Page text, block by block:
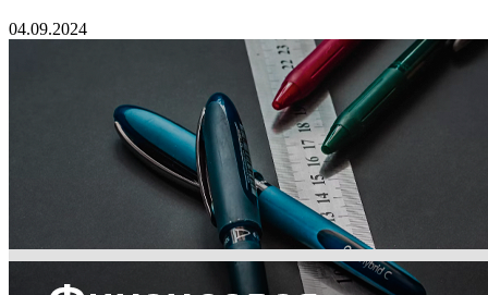
04.09.2024